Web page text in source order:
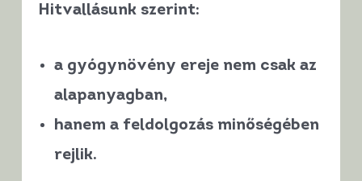
Hitvallásunk szerint:
a gyógynövény ereje nem csak az
alapanyagban,
hanem a feldolgozás minőségében
rejlik.